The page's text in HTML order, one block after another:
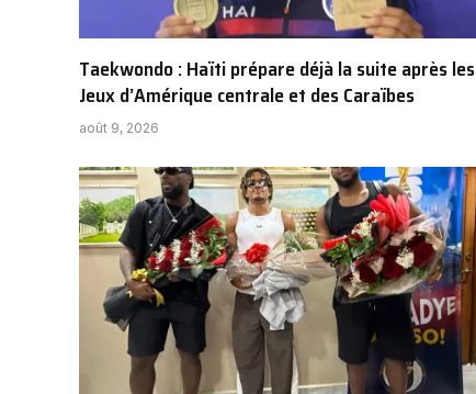
Taekwondo : Haïti prépare déjà la suite après les
Jeux d’Amérique centrale et des Caraïbes
août 9, 2026